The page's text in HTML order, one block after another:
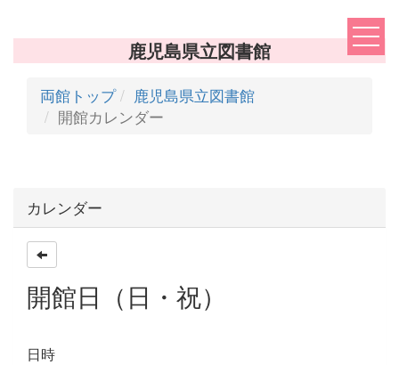
鹿児島県立図書館
両館トップ
鹿児島県立図書館
開館カレンダー
カレンダー
開館日（日・祝）
日時